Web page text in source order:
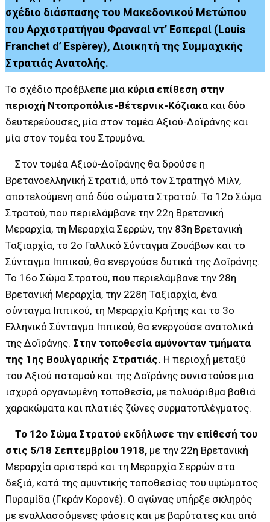
σχέδιο διάσπασης του Μακεδονικού Μετώπου
του Αρχιστρατήγου Φρανσαί ντ’ Εσπεραί (Louis
Franchet d’ Espèrey), Διοικητή της Συμμαχικής
Στρατιάς Ανατολής.
Το σχέδιο προέβλεπε μια κύρια επίθεση στην
περιοχή Ντοπροπόλιε-Βέτερνικ-Κόζιακα και δύο
δευτερεύουσες, μία στον τομέα Αξιού-Δοϊράνης και
μία στον τομέα του Στρυμόνα.
Στον τομέα Αξιού-Δοϊράνης θα δρούσε η
Βρετανοελληνική Στρατιά, υπό τον Στρατηγό Μιλν,
αποτελούμενη από δύο σώματα Στρατού. Το 12ο Σώμα
Στρατού, που περιελάμβανε την 22η Βρετανική
Μεραρχία, τη Μεραρχία Σερρών, την 83η Βρετανική
Ταξιαρχία, το 2ο Γαλλικό Σύνταγμα Ζουάβων και το
Σύνταγμα Ιππικού, θα ενεργούσε δυτικά της Δοϊράνης.
Το 16ο Σώμα Στρατού, που περιελάμβανε την 28η
Βρετανική Μεραρχία, την 228η Ταξιαρχία, ένα
σύνταγμα Ιππικού, τη Μεραρχία Κρήτης και το 3ο
Ελληνικό Σύνταγμα Ιππικού, θα ενεργούσε ανατολικά
της Δοϊράνης. Στην τοποθεσία αμύνονταν τμήματα
της 1ης Βουλγαρικής Στρατιάς. Η περιοχή μεταξύ
του Αξιού ποταμού και της Δοϊράνης συνιστούσε μια
ισχυρά οργανωμένη τοποθεσία, με πολυάριθμα βαθιά
χαρακώματα και πλατιές ζώνες συρματοπλέγματος.
Το 12ο Σώμα Στρατού εκδήλωσε την επίθεσή του
στις 5/18 Σεπτεμβρίου 1918, με την 22η Βρετανική
Μεραρχία αριστερά και τη Μεραρχία Σερρών στα
δεξιά, κατά της αμυντικής τοποθεσίας του υψώματος
Πυραμίδα (Γκράν Κορονέ). Ο αγώνας υπήρξε σκληρός
με εναλλασσόμενες φάσεις και με βαρύτατες και από